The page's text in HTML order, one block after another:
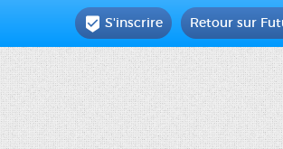
Retour sur
 S'inscrire